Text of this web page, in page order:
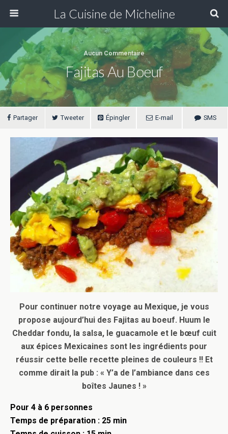
La Cuisine de Micheline
Aucun Commentaire
Fajitas Au Boeuf
Partager Tweeter Épingler E-mail SMS
Pour continuer notre voyage au Mexique, je vous
propose aujourd’hui des Fajitas au boeuf. Huum le
Cheddar fondu, la salsa, le guacamole et le bœuf cuit
aux épices Mexicaines sont les ingrédients pour
réussir cette belle recette pleines de couleurs !! Et
comme dirait la pub : « Y’a de l’ambiance dans ces
boîtes Jaunes ! »
Pour 4 à 6 personnes
Temps de préparation : 25 min